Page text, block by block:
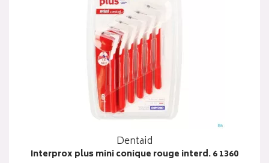
Dentaid
Interprox plus mini conique rouge interd. 6 1360